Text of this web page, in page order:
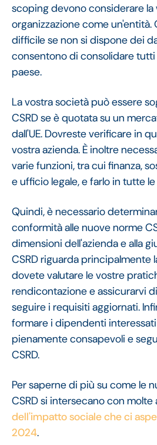
scoping devono considerare la
organizzazione come un'entità.
difficile se non si dispone dei
consentono di consolidare
paese.
La vostra società può essere
CSRD se è quotata su un
dall'UE. Dovreste verificare in
vostra azienda. È inoltre
varie funzioni, tra cui finanza,
e ufficio legale, e farlo in tutte
Quindi, è necessario
conformità alle nuove norme
dimensioni dell'azienda e alla
CSRD riguarda principalmente
dovete valutare le vostre
rendicontazione e assicurarvi
seguire i requisiti aggiornati.
formare i dipendenti
pienamente consapevoli e
CSRD.
Per saperne di più su come le
CSRD si intersecano con molte
dell'impatto sociale che ci
2024.